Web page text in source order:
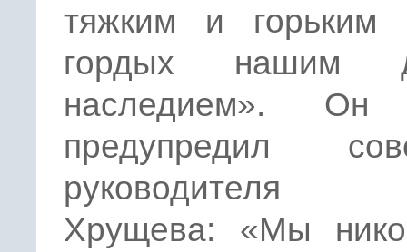
тяжким и горьким
гордых нашим
наследием». Он
предупредил
руководителя
Хрущева: «Мы